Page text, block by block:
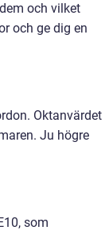
och vilket
och ge dig en
Oktanvärdet
Ju högre
som